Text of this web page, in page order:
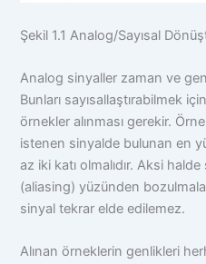
Şekil 1.1 Analog/Sayısal
Analog sinyaller zaman ve
Bunları sayısallaştırabilmek
örnekler alınması gerekir.
istenen sinyalde bulunan en
az iki katı olmalıdır. Aksi
(aliasing) yüzünden
sinyal tekrar elde edilemez.
Alınan örneklerin genlikleri